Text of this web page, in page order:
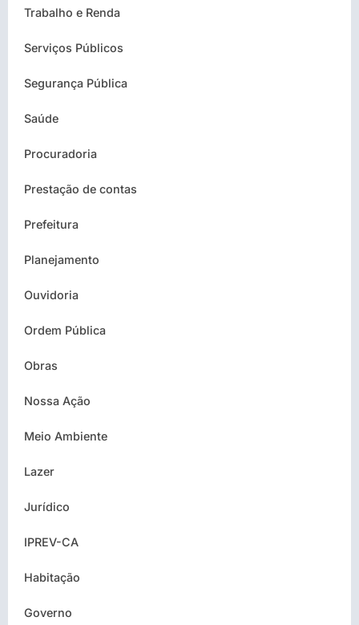
Trabalho e Renda
Serviços Públicos
Segurança Pública
Saúde
Procuradoria
Prestação de contas
Prefeitura
Planejamento
Ouvidoria
Ordem Pública
Obras
Nossa Ação
Meio Ambiente
Lazer
Jurídico
IPREV-CA
Habitação
Governo